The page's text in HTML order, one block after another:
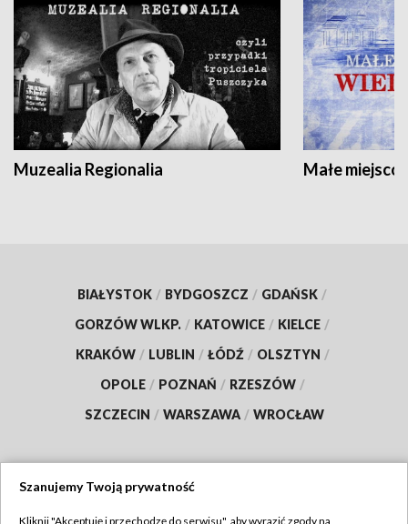
Muzealia Regionalia Małe
BIAŁYSTOK / BYDGOSZCZ / GDAŃSK /
GORZÓW WLKP. / KATOWICE / KIELCE /
KRAKÓW / LUBLIN / ŁÓDŹ / OLSZTYN /
OPOLE / POZNAŃ / RZESZÓW /
SZCZECIN / WARSZAWA / WROCŁAW
Szanujemy Twoją prywatność
Kliknij "Akceptuję i przechodzę do serwisu", aby wyrazić zgody na